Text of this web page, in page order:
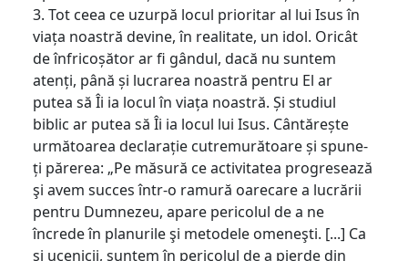
3. Tot ceea ce uzurpă locul prioritar al lui Isus în
viața noastră devine, în realitate, un idol. Oricât
de înfricoșător ar fi gândul, dacă nu suntem
atenți, până și lucrarea noastră pentru El ar
putea să Îi ia locul în viața noastră. Și studiul
biblic ar putea să Îi ia locul lui Isus. Cântărește
următoarea declarație cutremurătoare și spune-
ți părerea: „Pe măsură ce activitatea progresează
şi avem succes într-o ramură oarecare a lucrării
pentru Dumnezeu, apare pericolul de a ne
încrede în planurile şi metodele omeneşti. [...] Ca
şi ucenicii, suntem în pericolul de a pierde din